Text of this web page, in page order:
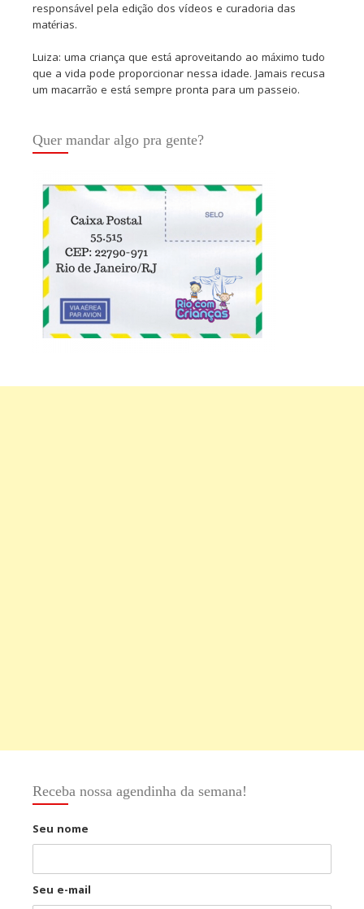
responsável pela edição dos vídeos e curadoria das
matérias.
Luiza: uma criança que está aproveitando ao máximo tudo
que a vida pode proporcionar nessa idade. Jamais recusa
um macarrão e está sempre pronta para um passeio.
Quer mandar algo pra gente?
Receba nossa agendinha da semana!
Seu nome
Seu e-mail